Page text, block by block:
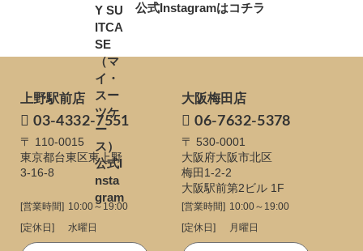
公式Instagramはコチラ
上野駅前店
03-4332-7551
〒 110-0015
東京都台東区東上野
3-16-8
[営業時間] 10:00～19:00
[定休日]
水曜日
大阪梅田店
06-7632-5378
〒 530-0001
大阪府大阪市北区
梅田1-2-2
大阪駅前第2ビル 1F
[営業時間] 10:00～19:00
[定休日]
月曜日